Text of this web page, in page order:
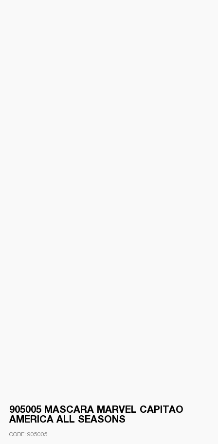
905005 MASCARA MARVEL CAPITAO
AMERICA ALL SEASONS
905005